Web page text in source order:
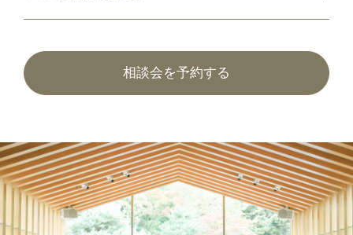
相談会を予約する